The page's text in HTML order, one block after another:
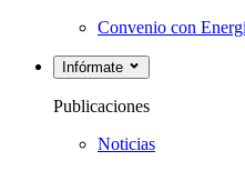
Convenio con
Infórmate
Publicaciones
Noticias